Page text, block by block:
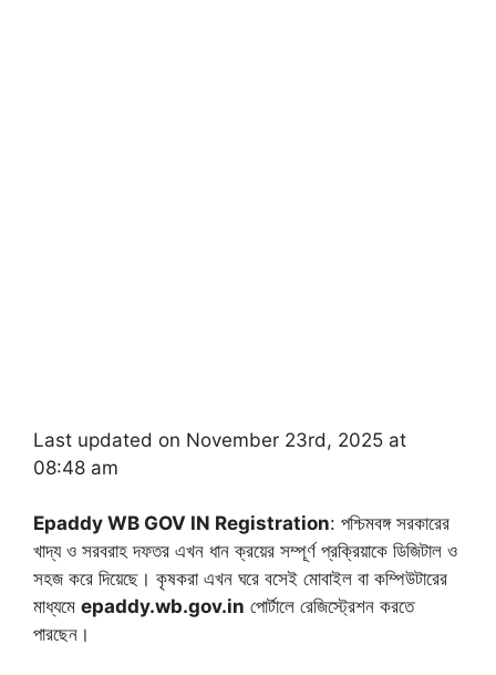
Last updated on November 23rd, 2025 at
08:48 am
Epaddy WB GOV IN Registration: পশ্চিমবঙ্গ সরকারের
খাদ্য ও সরবরাহ দফতর এখন ধান ক্রয়ের সম্পূর্ণ প্রক্রিয়াকে ডিজিটাল ও
সহজ করে দিয়েছে। কৃষকরা এখন ঘরে বসেই মোবাইল বা কম্পিউটারের
মাধ্যমে epaddy.wb.gov.in পোর্টালে রেজিস্ট্রেশন করতে
পারছেন।